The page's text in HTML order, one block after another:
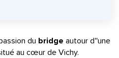
du bridge autour d''une
au cœur de Vichy.